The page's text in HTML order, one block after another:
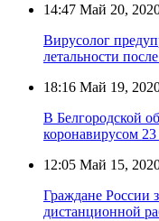
14:47 Май 20,
Вирусолог
летальности
18:16 Май 19,
В Белгородской
коронавирусом 23
12:05 Май 15,
Граждане России
дистанционной